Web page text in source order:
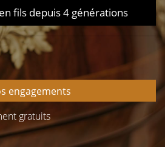
fils depuis 4 générations
engagements
gratuits